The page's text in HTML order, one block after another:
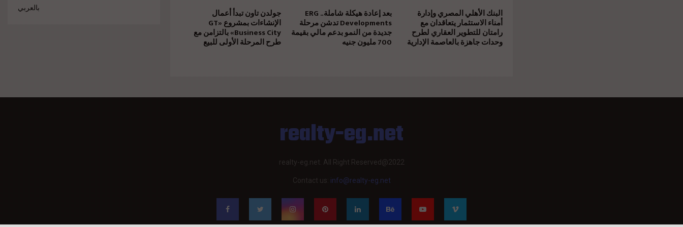
جولدن تاون تبدأ أعمال
الإنشاءات بمشروع «GT
Business City» بالتزامن مع
طرح المرحلة الأولى للبيع
بعد إعادة هيكلة شاملة.. ERG
Developments تدشن مرحلة
جديدة من النمو بدعم مالي بقيمة
700 مليون جنيه
البنك الأهلي المصري وإدارة
أمناء الاستثمار يتعاقدان مع
رامتان للتطوير العقاري لطرح
وحدات جاهزة بالعاصمة الإدارية
بالعربي
realty-eg.net
realty-eg.net. All Right Reserved@2022
Contact us: info@realty-eg.net